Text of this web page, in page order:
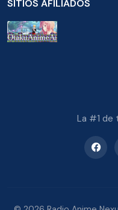
SITIOS AFILIADOS
La #1 de